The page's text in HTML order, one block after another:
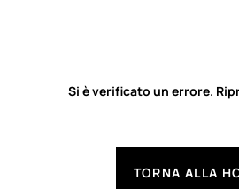
Si è verificato un errore.
TORNA ALLA